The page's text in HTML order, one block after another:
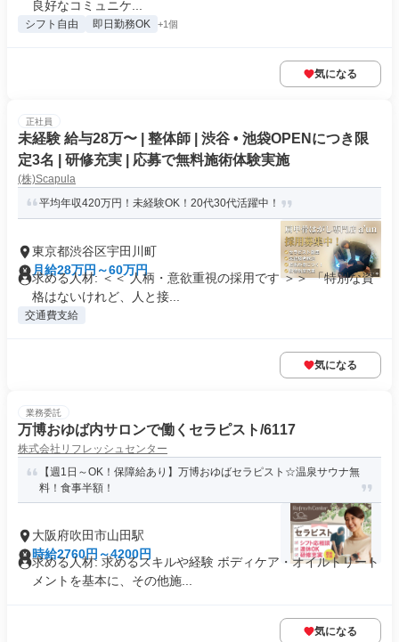
良好なコミュニケ...
シフト自由 即日勤務OK +1個
気になる
正社員
未経験 給与28万〜 | 整体師 | 渋谷 • 池袋OPENにつき限
定3名 | 研修充実 | 応募で無料施術体験実施
(株)Scapula
平均年収420万円！未経験OK！20代30代活躍中！
東京都渋谷区宇田川町
月給28万円～60万円
求める人材: ＜＜ 人柄・意欲重視の採用です ＞＞ 「特別な資
格はないけれど、人と接...
交通費支給
気になる
業務委託
万博おゆば内サロンで働くセラピスト/6117
株式会社リフレッシュセンター
【週1日～OK！保障給あり】万博おゆばセラピスト☆温泉サウナ無
料！食事半額！
大阪府吹田市山田駅
時給2760円～4200円
求める人材: 求めるスキルや経験 ボディケア・オイルトリート
メントを基本に、その他施...
気になる